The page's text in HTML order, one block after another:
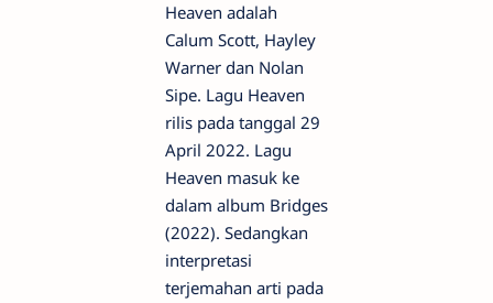
Heaven adalah
Calum Scott, Hayley
Warner dan Nolan
Sipe. Lagu Heaven
rilis pada tanggal 29
April 2022. Lagu
Heaven masuk ke
dalam album Bridges
(2022). Sedangkan
interpretasi
terjemahan arti pada